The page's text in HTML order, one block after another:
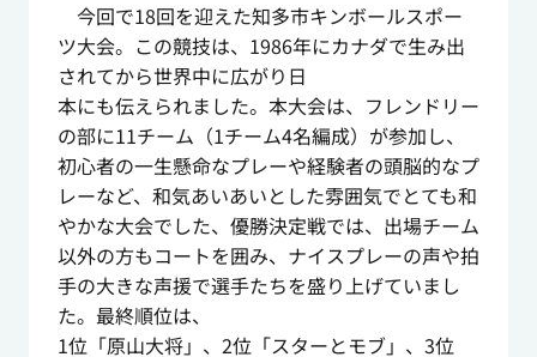
今回で18回を迎えた知多市キンボールスポー
ツ大会。この競技は、1986年にカナダで生み出
されてから世界中に広がり日
本にも伝えられました。本大会は、フレンドリー
の部に11チーム（1チーム4名編成）が参加し、
初心者の一生懸命なプレーや経験者の頭脳的なプ
レーなど、和気あいあいとした雰囲気でとても和
やかな大会でした、優勝決定戦では、出場チーム
以外の方もコートを囲み、ナイスプレーの声や拍
手の大きな声援で選手たちを盛り上げていまし
た。最終順位は、
1位「原山大将」、2位「スターとモブ」、3位